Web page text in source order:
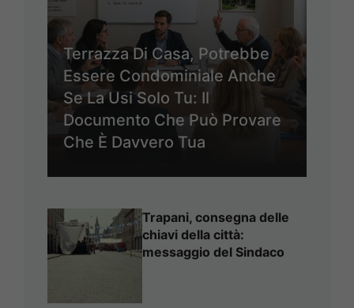
Terrazza Di Casa, Potrebbe
Essere Condominiale Anche
Se La Usi Solo Tu: Il
Documento Che Può Provare
Che È Davvero Tua
Trapani, consegna delle
chiavi della città:
messaggio del Sindaco